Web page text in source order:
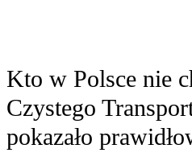
Kto w Polsce nie
Czystego
pokazało